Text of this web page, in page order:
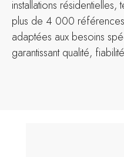
installations résidentielles,
plus de 4 000
adaptées aux besoins
garantissant qualité,